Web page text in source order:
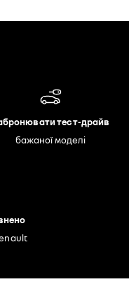
тест-драйв
бажаної моделі